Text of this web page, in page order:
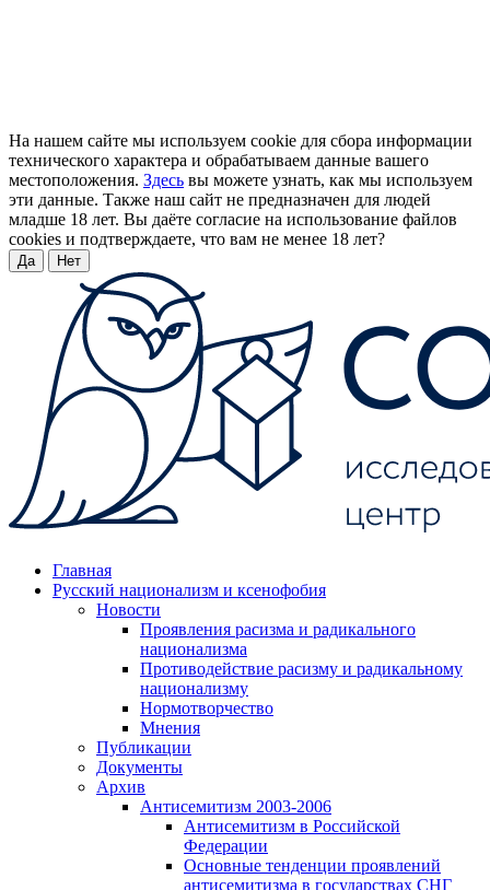
На нашем сайте мы используем cookie для сбора информации
технического характера и обрабатываем данные вашего
местоположения. Здесь вы можете узнать, как мы используем
эти данные. Также наш сайт не предназначен для людей
младше 18 лет. Вы даёте согласие на использование файлов
cookies и подтверждаете, что вам не менее 18 лет?
Да Нет
Главная
Русский национализм и ксенофобия
Новости
Проявления расизма и радикального
национализма
Противодействие расизму и радикальному
национализму
Нормотворчество
Мнения
Публикации
Документы
Архив
Антисемитизм 2003-2006
Антисемитизм в Российской
Федерации
Основные тенденции проявлений
антисемитизма в государствах СНГ